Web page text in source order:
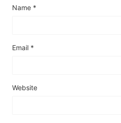
Name *
Email *
Website